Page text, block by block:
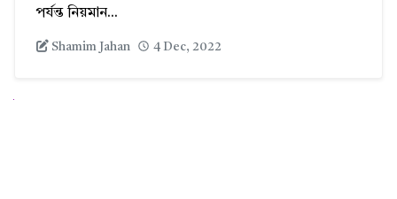
পর্যন্ত নিয়মান...
Shamim Jahan 4 Dec, 2022